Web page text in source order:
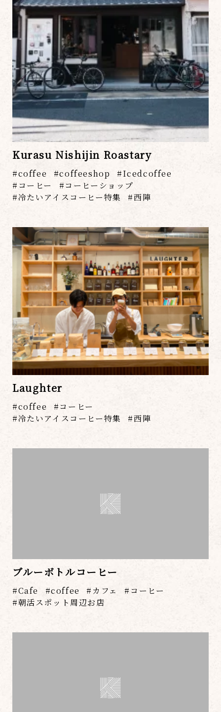
Kurasu Nishijin Roastary
coffee coffeeshop
Icedcoffee
コーヒー
コーヒーショップ
冷たいアイスコーヒー特集
西陣
Laughter
coffee
コーヒー
冷たいアイスコーヒー特集
西陣
ブルーボトルコーヒー
Cafe coffee カフェ
コーヒー
朝活スポット周辺お店